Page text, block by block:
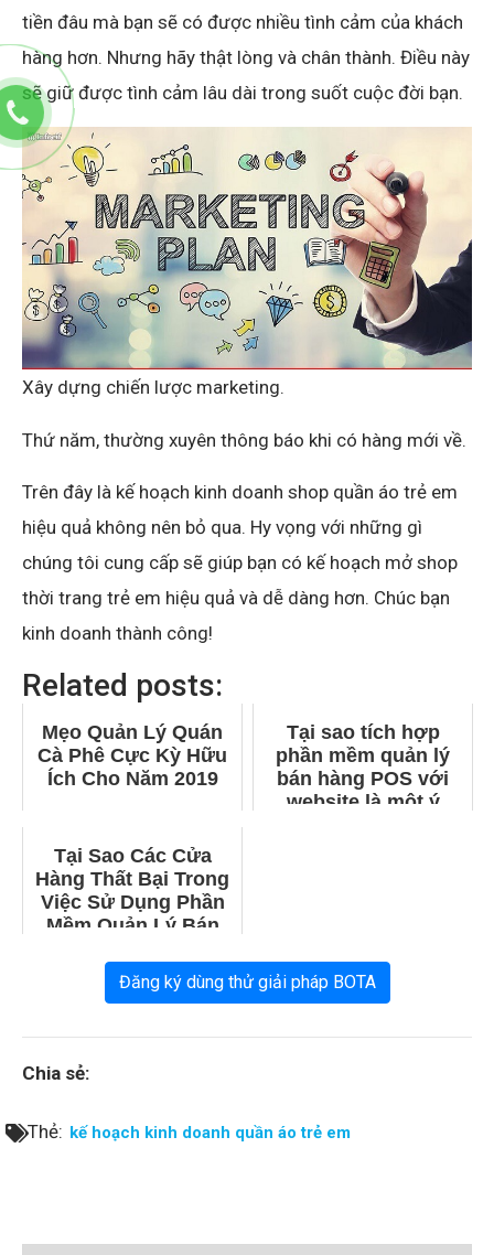
tiền đâu mà bạn sẽ có được nhiều tình cảm của khách
hàng hơn. Nhưng hãy thật lòng và chân thành. Điều này
sẽ giữ được tình cảm lâu dài trong suốt cuộc đời bạn.
Xây dựng chiến lược marketing.
Thứ năm, thường xuyên thông báo khi có hàng mới về.
Trên đây là kế hoạch kinh doanh shop quần áo trẻ em
hiệu quả không nên bỏ qua. Hy vọng với những gì
chúng tôi cung cấp sẽ giúp bạn có kế hoạch mở shop
thời trang trẻ em hiệu quả và dễ dàng hơn. Chúc bạn
kinh doanh thành công!
Related posts:
Mẹo Quản Lý Quán
Cà Phê Cực Kỳ Hữu
Ích Cho Năm 2019
Tại sao tích hợp
phần mềm quản lý
bán hàng POS với
website là một ý
Tại Sao Các Cửa
Hàng Thất Bại Trong
Việc Sử Dụng Phần
Mềm Quản Lý Bán
Đăng ký dùng thử giải pháp BOTA
Chia sẻ:
Thẻ: kế hoạch kinh doanh quần áo trẻ em